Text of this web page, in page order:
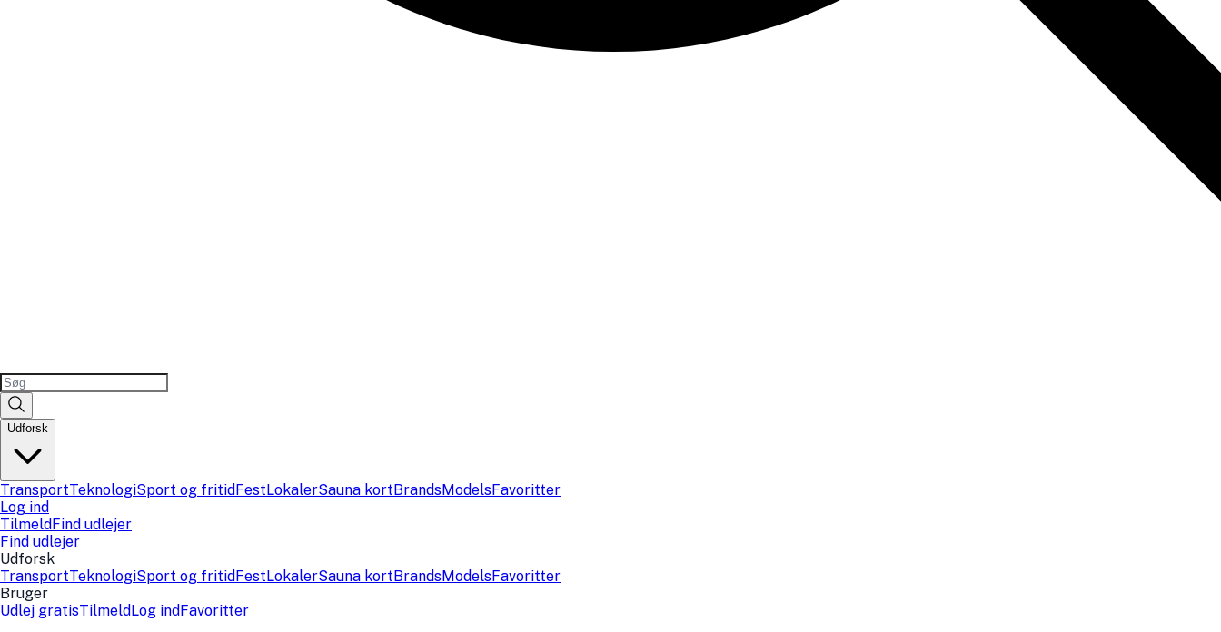
Udforsk
TransportTeknologiSport og fritidFestLokalerSauna kortBrandsModelsFavoritter
Log ind
TilmeldFind udlejer
Find udlejer
Udforsk
TransportTeknologiSport og fritidFestLokalerSauna kortBrandsModelsFavoritter
Bruger
Udlej gratisTilmeldLog indFavoritter